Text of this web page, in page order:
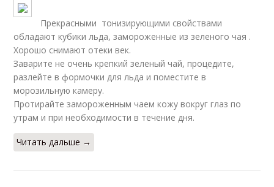
Прекрасными тонизирующими свойствами
обладают кубики льда, замороженные из зеленого чая .
Хорошо снимают отеки век.
Заварите не очень крепкий зеленый чай, процедите,
разлейте в формочки для льда и поместите в
морозильную камеру.
Протирайте замороженным чаем кожу вокруг глаз по
утрам и при необходимости в течение дня.
Читать дальше →